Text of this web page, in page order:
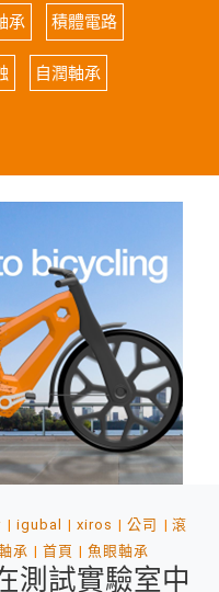
承 積體電路
自潤軸承
igubal xiros 公司
滾
承 首頁 魚眼軸承
測試實驗室中